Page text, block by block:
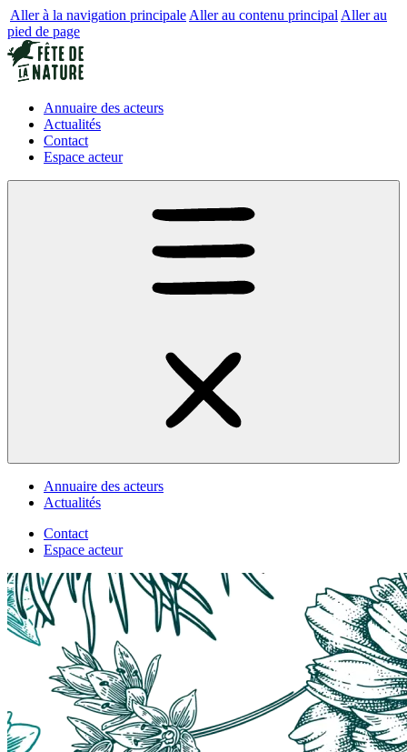
Aller à la navigation principale Aller au contenu principal Aller au
pied de page
Annuaire des acteurs
Actualités
Contact
Espace acteur
Annuaire des acteurs
Actualités
Contact
Espace acteur